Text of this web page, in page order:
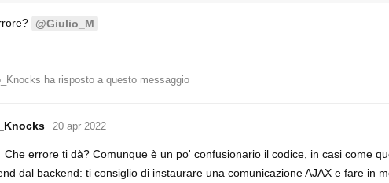
@Giulio_M
ha risposto a questo messaggio
20 apr 2022
Che errore ti dà? Comunque è un po' confusionario il codice, in casi come
dal backend: ti consiglio di instaurare una comunicazione AJAX e fare in